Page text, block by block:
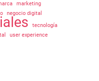
marketing
negocio digital
tecnología
user experience